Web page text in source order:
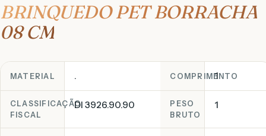
BRINQUEDO PET BORRACHA
08 CM
MATERIAL .
CLASSIFICAÇÃO
FISCAL
DI 3926.90.90
COMPRIMENTO
1
PESO
BRUTO
1